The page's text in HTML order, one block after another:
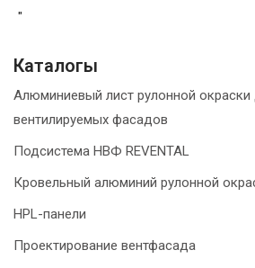
"
Каталогы
Алюминиевый лист рулонной окраски
вентилируемых фасадов
Подсистема НВФ REVENTAL
Кровельный алюминий рулонной
HPL-панели
Проектирование вентфасада